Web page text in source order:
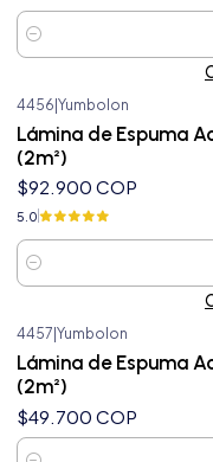
Cantidad
4456 Yumbolon
Lámina de Espuma
(2m²)
$92.900 COP
5.0
Cantidad
4457 Yumbolon
Lámina de Espuma
(2m²)
$49.700 COP